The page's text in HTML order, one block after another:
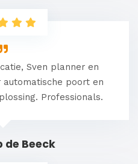
de Beeck
Sven planner en
poort en
Professionals.